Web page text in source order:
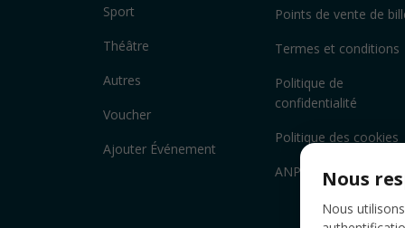
Sport
Théâtre
Autres
Voucher
Ajouter Événement
Points de vente de
Termes et conditions
Politique de
confidentialité
Politique des cookies
ANPC
Nous
Nous